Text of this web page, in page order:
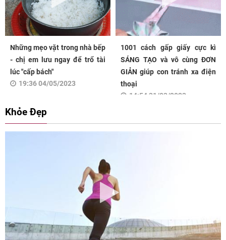
Những mẹo vặt trong nhà bếp
- chị em lưu ngay để trổ tài
lúc "cấp bách"
19:36 04/05/2023
1001 cách gấp giấy cực kì
SÁNG TẠO và vô cùng ĐƠN
GIẢN giúp con tránh xa điện
thoại
14:54 31/03/2023
Khỏe Đẹp